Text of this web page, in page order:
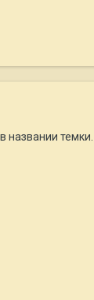
названии темки.